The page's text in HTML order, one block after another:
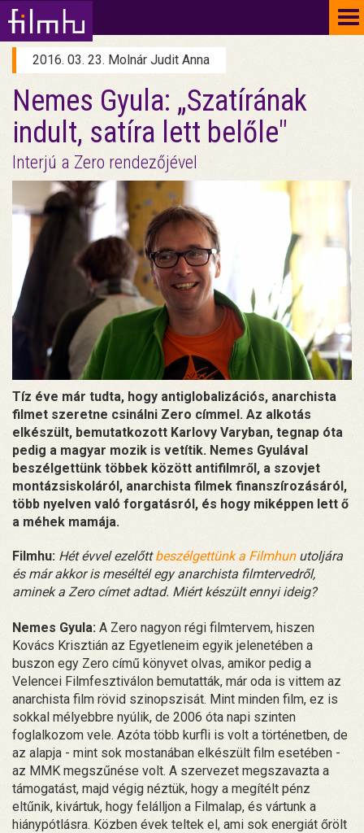
2016. 03. 23. Molnár Judit Anna
Nemes Gyula: „Szatírának
indult, satíra lett belőle"
Interjú a Zero rendezőjével
Tíz éve már tudta, hogy antiglobalizációs, anarchista
filmet szeretne csinálni Zero címmel. Az alkotás
elkészült, bemutatkozott Karlovy Varyban, tegnap óta
pedig a magyar mozik is vetítik. Nemes Gyulával
beszélgettünk többek között antifilmről, a szovjet
montázsiskoláról, anarchista filmek finanszírozásáról,
több nyelven való forgatásról, és hogy miképpen lett ő
a méhek mamája.
Filmhu: Hét évvel ezelőttbeszélgettünk a Filmhunutoljára
és már akkor is meséltél egy anarchista filmtervedről,
aminek a Zero címet adtad. Miért készült ennyi ideig?
Nemes Gyula: A Zero nagyon régi filmtervem, hiszen
Kovács Krisztián az Egyetleneim egyik jelenetében a
buszon egy Zero című könyvet olvas, amikor pedig a
Velencei Filmfesztiválon bemutatták, már oda is vittem az
anarchista film rövid szinopszisát. Mint minden film, ez is
sokkal mélyebbre nyúlik, de 2006 óta napi szinten
foglalkozom vele. Azóta több kurfli is volt a történetben, de
az alapja - mint sok mostanában elkészült film esetében -
az MMK megszűnése volt. A szervezet megszavazta a
támogatást, majd végig néztük, hogy a megítélt pénz
eltűnik, kivártuk, hogy felálljon a Filmalap, és vártunk a
hiánypótlásra. Közben évek teltek el, ami sok energiát őrölt